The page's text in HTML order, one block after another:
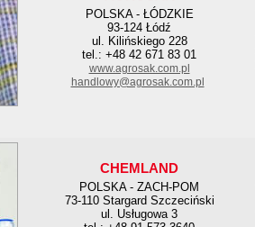
POLSKA - ŁÓDZKIE
93-124 Łódź
ul. Kilińskiego 228
tel.: +48 42 671 83 01
www.agrosak.com.pl
handlowy@agrosak.com.pl
CHEMLAND
POLSKA - ZACH-POM
73-110 Stargard Szczeciński
ul. Usługowa 3